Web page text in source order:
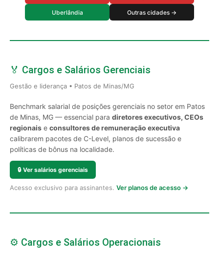
Uberlândia Outras cidades →
🏅 Cargos e Salários Gerenciais
Gestão e liderança • Patos de Minas/MG
Benchmark salarial de posições gerenciais no setor em Patos
de Minas, MG — essencial para diretores executivos, CEOs
regionais e consultores de remuneração executiva
calibrarem pacotes de C-Level, planos de sucessão e
políticas de bônus na localidade.
🔒 Ver salários gerenciais
Acesso exclusivo para assinantes. Ver planos de acesso →
⚙️ Cargos e Salários Operacionais